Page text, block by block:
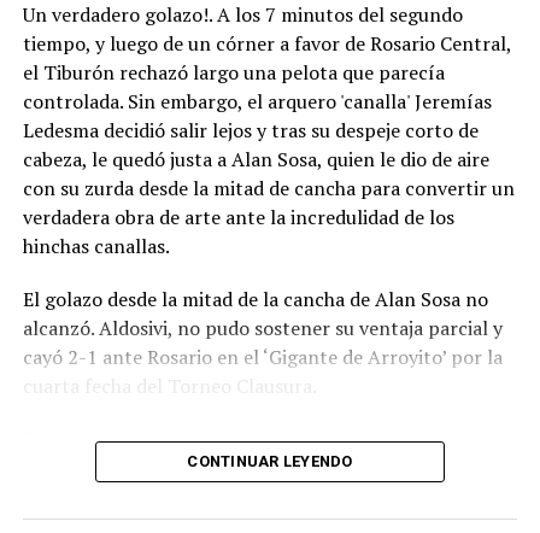
“Asimismo, las banderas de las instalaciones de la AFA
ondearan a media asta, en señal de duelo, hasta el
viernes 14 de agosto próximo”.
“En este momento de inmensa tristeza, el presidente
Claudio Tapia, los miembros del Comité Ejecutivo y toda
la familia del fútbol argentino acompañan a Lionel, a sus
hermanos, familiares y seres queridos, haciéndoles llegar
sus más sinceras condolencias y todo su afecto”.
La noticia impactó en distintos ámbitos del fútbol
argentino: Newell’s, Rosario Central, River, Barracas
Central y Defensa y Justicia fueron algunas de las
por la muerte de Jorge, sino también para enviar su
apoyo a Lionel y a toda su familia en este momento de
profundo dolor.
Un verdadero golazo!. A los 7 minutos del segundo
tiempo, y luego de un córner a favor de Rosario Central,
el Tiburón rechazó largo una pelota que parecía
controlada. Sin embargo, el arquero 'canalla' Jeremías
Ledesma decidió salir lejos y tras su despeje corto de
cabeza, le quedó justa a Alan Sosa, quien le dio de aire
con su zurda desde la mitad de cancha para convertir un
verdadera obra de arte ante la incredulidad de los
hinchas canallas.
El golazo desde la mitad de la cancha de Alan Sosa no
alcanzó. Aldosivi, no pudo sostener su ventaja parcial y
cayó 2-1 ante Rosario en el ‘Gigante de Arroyito’ por la
cuarta fecha del Torneo Clausura.
Foto Alan Sosa festeja su golazo en el Gigante de
Arroyito. FotobairesCONTINUAR LEYENDO